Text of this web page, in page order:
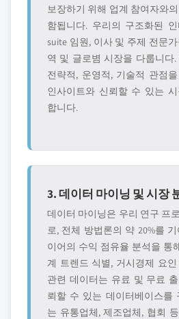
보장하기 위해 업계 참여자와
함됩니다. 우리의 구조화된
suite 임원, 이사 및 주제 전문
역 및 글로볌 시장을 다룹니다
전략적, 운영적, 기술적 관점
인사이트와 신뢰할 수 있는
합니다.
3. 데이터 마이닝 및 시장
데이터 마이닝은 우리 연구 프
로, 전체 방법론의 약 20%를
이어의 수익 점유율 분석을 통
계 트렌드 식별, 거시경제 요
관련 데이터는 유료 및 무료
뢰할 수 있는 데이터베이스를
는 유통업체, 제조업체, 협회